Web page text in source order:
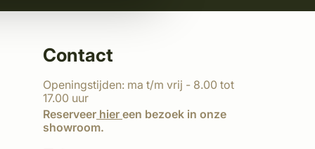
Contact
Openingstijden: ma t/m vrij - 8.00 tot
17.00 uur
Reserveer hier een bezoek in onze
showroom.